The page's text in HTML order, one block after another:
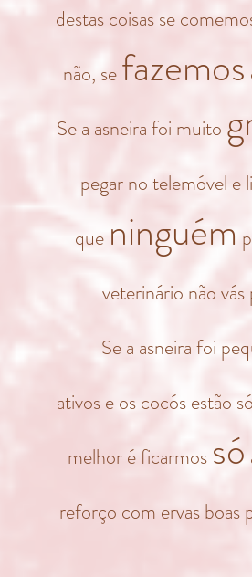
destas coisas se
não, sefazemos
Se a asneira foi muito
pegar no telemóvel e
queninguém
veterinário não vás
Se a asneira foi
ativos e os cocós estão
melhor é ficarmos só
reforço com ervas boas